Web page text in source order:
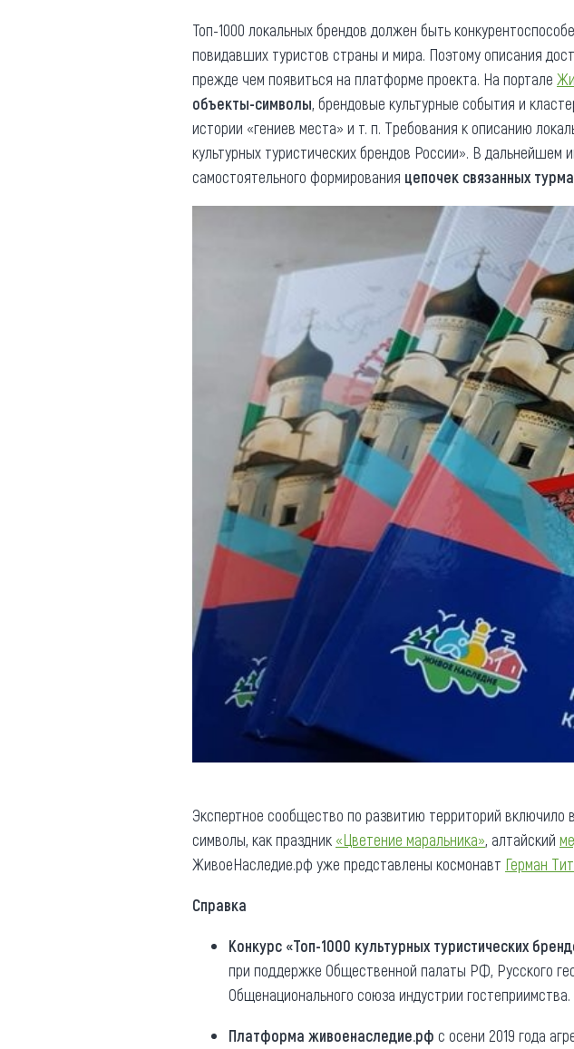
Другие рубрики
Реестр туроператоров
Реестр туристических
Топ-1000 локальных брендов должен быть
повидавших туристов страны и мира. Поэтому описания
прежде чем появиться на платформе проекта. На портале
объекты-символы, брендовые культурные события и
истории «гениев места» и т. п. Требования к описанию
культурных туристических брендов России». В дальнейшем
самостоятельного формирования цепочек связанных
Экспертное сообщество по развитию территорий включило в
символы, как праздник «Цветение маральника», алтайский
ЖивоеНаследие.рф уже представлены космонавт Герман
Справка
Конкурс «Топ-1000 культурных туристических
при поддержке Общественной палаты РФ, Русского
Общенационального союза индустрии гостеприимства.
Платформа живоенаследие.рф с осени 2019 года